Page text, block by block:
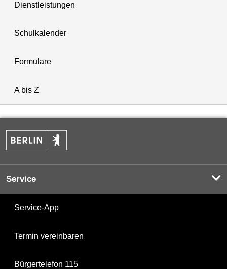
Dienstleistungen
Schulkalender
Formulare
A bis Z
Service
Service-App
Termin vereinbaren
Bürgertelefon 115